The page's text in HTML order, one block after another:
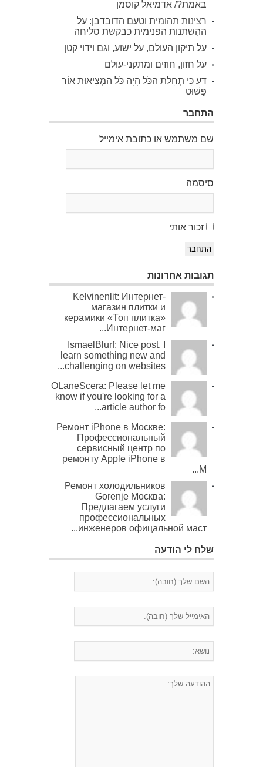
באמת?/ אדמיאל קוסמן
רצינות תהומית וטעם הדובדבן: על
ההִשתנות הפנימית כבקשת סליחה
על תיקון העולם, על ישוע, וגם וידוי קטן
על חזון, חוזים ומתקני-עולם
דַּע כִּי תְּחִלַת הַכֹּל הָיָה כֹּל הַמְּצִיאוּת אוֹר
פָּשׁוּט
התחבר
שם משתמש או כתובת אימייל
סיסמה
זכור אותי
התחבר
תגובות אחרונות
Kelvinenlit: Интернет-
магазин плитки и
керамики «Топ плитка»
Интернет-маг...
IsmaelBlurf: Nice post. I
learn something new and
challenging on websites...
OLaneScera: Please let me
know if you're looking for a
article author fo...
Ремонт iPhone в Москве:
Профессиональный
сервисный центр по
ремонту Apple iPhone в
М...
Ремонт холодильников
Gorenje Москва:
Предлагаем услуги
профессиональных
инженеров офицальной маст...
שלח לי הודעה